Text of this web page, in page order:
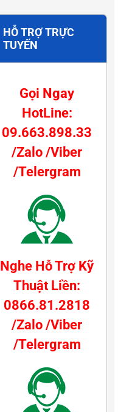
HỖ TRỢ TRỰC
TUYẾN
Gọi Ngay
HotLine:
09.663.898.33
/Zalo /Viber
/Telergram
Nghe Hỗ Trợ Kỹ
Thuật Liền:
0866.81.2818
/Zalo /Viber
/Telergram